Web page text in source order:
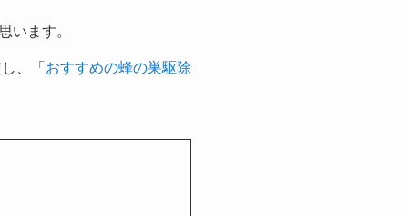
います。
、「 おすすめの蜂の巣駆除